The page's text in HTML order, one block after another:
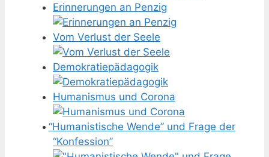
Erinnerungen an Penzig
Vom Verlust der Seele
Demokratiepädagogik
Humanismus und Corona
“Humanistische Wende” und Frage der
“Konfession”